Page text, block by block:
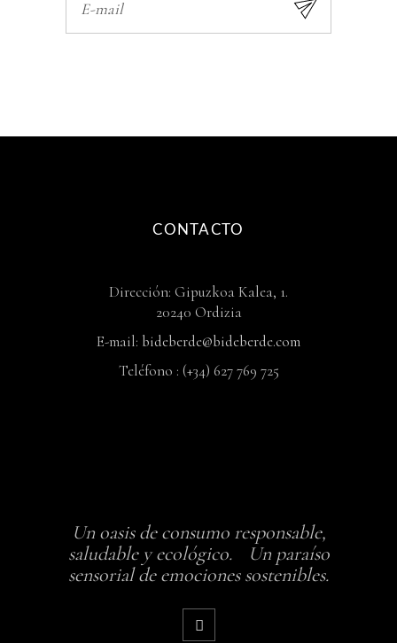
CONTACTO
Dirección: Gipuzkoa Kalea, 1.
20240 Ordizia
E-mail: bideberde@bideberde.com
Teléfono : (+34) 627 769 725
Un oasis de consumo responsable,
saludable y ecológico. Un paraíso
sensorial de emociones sostenibles.